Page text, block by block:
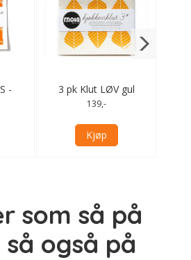
-
3 pk Klut LØV gul
139,-
Kjøp
som så på
også på